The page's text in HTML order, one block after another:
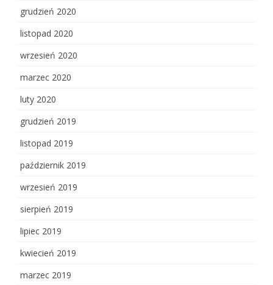
grudzień 2020
listopad 2020
wrzesień 2020
marzec 2020
luty 2020
grudzień 2019
listopad 2019
październik 2019
wrzesień 2019
sierpień 2019
lipiec 2019
kwiecień 2019
marzec 2019